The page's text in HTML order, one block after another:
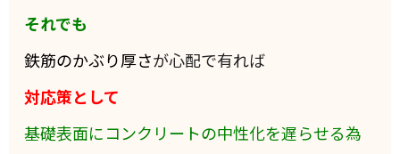
それでも
鉄筋のかぶり厚さが心配で有れば
対応策として
基礎表面にコンクリートの中性化を遅らせる為